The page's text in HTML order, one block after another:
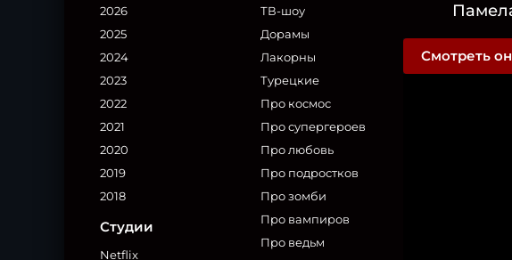
2026
2025
2024
2023
2022
2021
2020
2019
2018
Студии
Netflix
ТВ-шоу
Дорамы
Лакорны
Турецкие
Про космос
Про супергероев
Про любовь
Про подростков
Про зомби
Про вампиров
Про ведьм
Смотреть